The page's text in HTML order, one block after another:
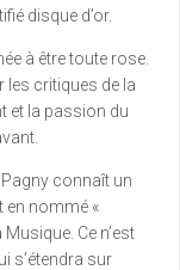
disque d’or.
à être toute rose.
les critiques de la
et la passion du
connaît un
en nommé «
Ce n’est
s’étendra sur